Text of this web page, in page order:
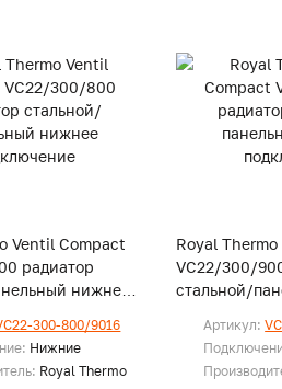
Ventil Compact
радиатор
нижнее
300-800/9016
Нижние
Royal Thermo
Royal
VC22/300/
стальной/
Артикул: